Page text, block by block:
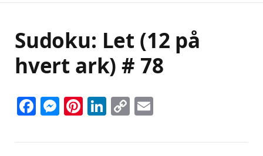
Sudoku: Let (12 på
hvert ark) # 78
Facebook
Messenger
Pinterest
LinkedIn
Copy